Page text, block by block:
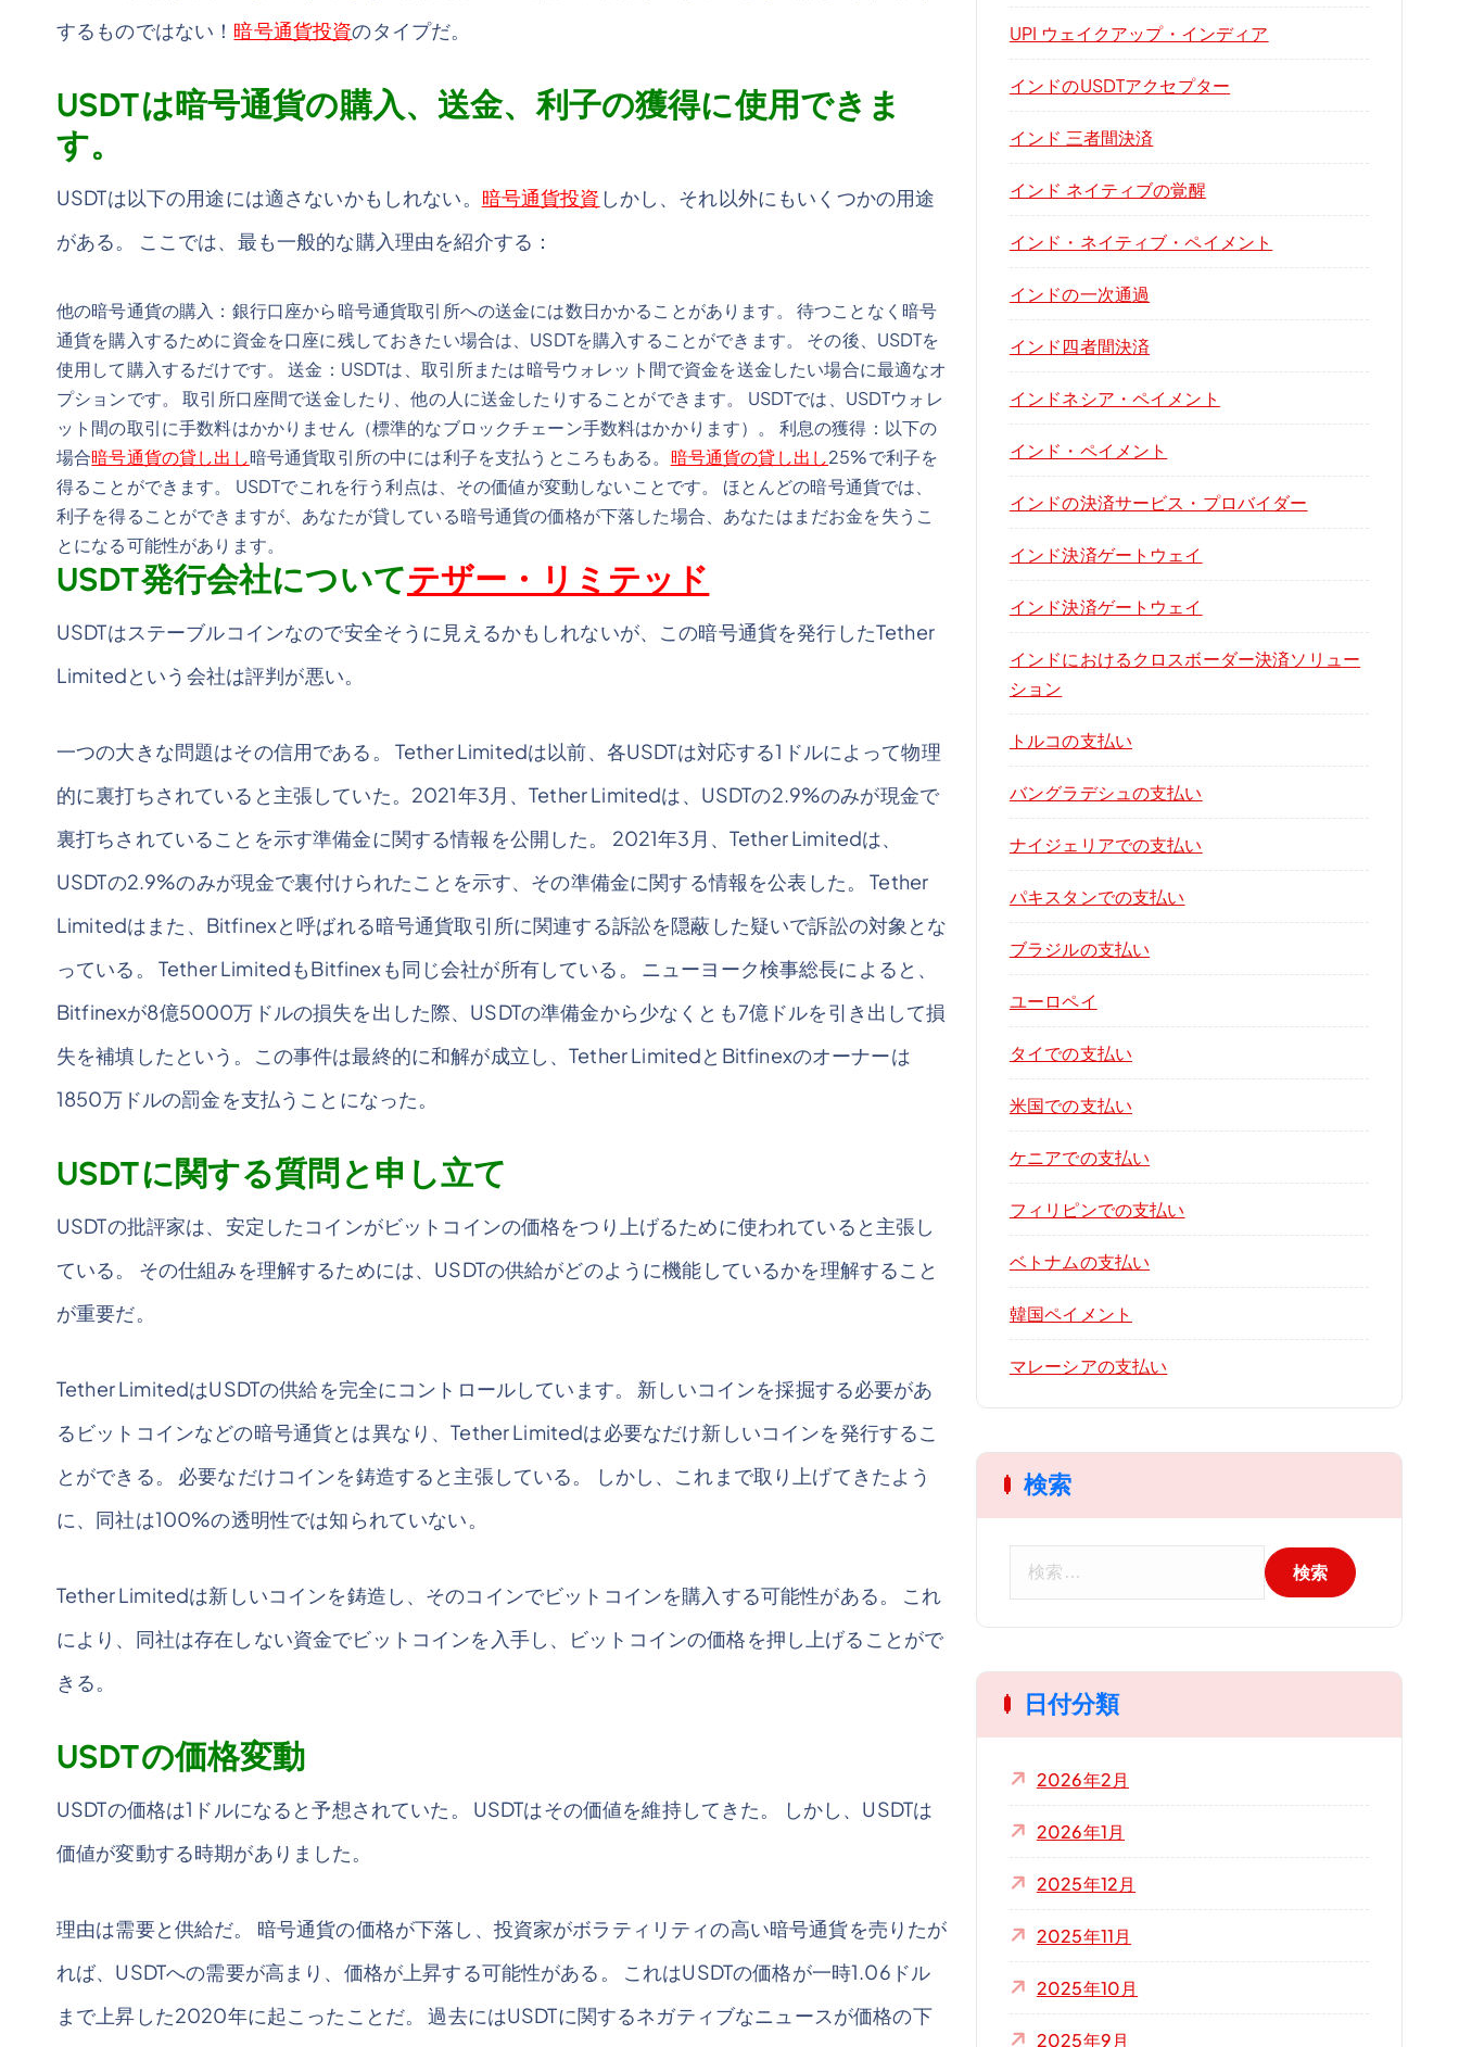
するものではない！ 暗号通貨投資のタイプだ。
USDTは暗号通貨の購入、送金、利子の獲得に使用できま
す。
USDTは以下の用途には適さないかもしれない。 暗号通貨投資 しかし、それ以外にもいくつかの用途
がある。 ここでは、最も一般的な購入理由を紹介する：
他の暗号通貨の購入：銀行口座から暗号通貨取引所への送金には数日かかることがあります。 待つことなく暗号
通貨を購入するために資金を口座に残しておきたい場合は、USDTを購入することができます。 その後、USDTを
使用して購入するだけです。 送金：USDTは、取引所または暗号ウォレット間で資金を送金したい場合に最適なオ
プションです。 取引所口座間で送金したり、他の人に送金したりすることができます。 USDTでは、USDTウォレ
ット間の取引に手数料はかかりません（標準的なブロックチェーン手数料はかかります）。 利息の獲得：以下の
場合暗号通貨の貸し出し暗号通貨取引所の中には利子を支払うところもある。 暗号通貨の貸し出し25%で利子を
得ることができます。 USDTでこれを行う利点は、その価値が変動しないことです。 ほとんどの暗号通貨では、
利子を得ることができますが、あなたが貸している暗号通貨の価格が下落した場合、あなたはまだお金を失うこ
とになる可能性があります。
USDT発行会社についてテザー・リミテッド
USDTはステーブルコインなので安全そうに見えるかもしれないが、この暗号通貨を発行したTether
Limitedという会社は評判が悪い。
一つの大きな問題はその信用である。 Tether Limitedは以前、各USDTは対応する1ドルによって物理
的に裏打ちされていると主張していた。2021年3月、Tether Limitedは、USDTの2.9%のみが現金で
裏打ちされていることを示す準備金に関する情報を公開した。 2021年3月、Tether Limitedは、
USDTの2.9%のみが現金で裏付けられたことを示す、その準備金に関する情報を公表した。 Tether
Limitedはまた、Bitfinexと呼ばれる暗号通貨取引所に関連する訴訟を隠蔽した疑いで訴訟の対象とな
っている。 Tether LimitedもBitfinexも同じ会社が所有している。 ニューヨーク検事総長によると、
Bitfinexが8億5000万ドルの損失を出した際、USDTの準備金から少なくとも7億ドルを引き出して損
失を補填したという。この事件は最終的に和解が成立し、Tether LimitedとBitfinexのオーナーは
1850万ドルの罰金を支払うことになった。
USDTに関する質問と申し立て
USDTの批評家は、安定したコインがビットコインの価格をつり上げるために使われていると主張し
ている。 その仕組みを理解するためには、USDTの供給がどのように機能しているかを理解すること
が重要だ。
Tether LimitedはUSDTの供給を完全にコントロールしています。 新しいコインを採掘する必要があ
るビットコインなどの暗号通貨とは異なり、Tether Limitedは必要なだけ新しいコインを発行するこ
とができる。 必要なだけコインを鋳造すると主張している。 しかし、これまで取り上げてきたよう
に、同社は100%の透明性では知られていない。
Tether Limitedは新しいコインを鋳造し、そのコインでビットコインを購入する可能性がある。 これ
により、同社は存在しない資金でビットコインを入手し、ビットコインの価格を押し上げることがで
きる。
USDTの価格変動
USDTの価格は1ドルになると予想されていた。 USDTはその価値を維持してきた。 しかし、USDTは
価値が変動する時期がありました。
理由は需要と供給だ。 暗号通貨の価格が下落し、投資家がボラティリティの高い暗号通貨を売りたが
れば、USDTへの需要が高まり、価格が上昇する可能性がある。 これはUSDTの価格が一時1.06ドル
まで上昇した2020年に起こったことだ。 過去にはUSDTに関するネガティブなニュースが価格の下
UPI ウェイクアップ・インディア
インドのUSDTアクセプター
インド 三者間決済
インド ネイティブの覚醒
インド・ネイティブ・ペイメント
インドの一次通過
インド四者間決済
インドネシア・ペイメント
インド・ペイメント
インドの決済サービス・プロバイダー
インド決済ゲートウェイ
インド決済ゲートウェイ
インドにおけるクロスボーダー決済ソリュー
ション
トルコの支払い
バングラデシュの支払い
ナイジェリアでの支払い
パキスタンでの支払い
ブラジルの支払い
ユーロペイ
タイでの支払い
米国での支払い
ケニアでの支払い
フィリピンでの支払い
ベトナムの支払い
韓国ペイメント
マレーシアの支払い
検索
日付分類
2026年2月
2026年1月
2025年12月
2025年11月
2025年10月
2025年9月